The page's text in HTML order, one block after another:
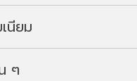
นียม
ๆ